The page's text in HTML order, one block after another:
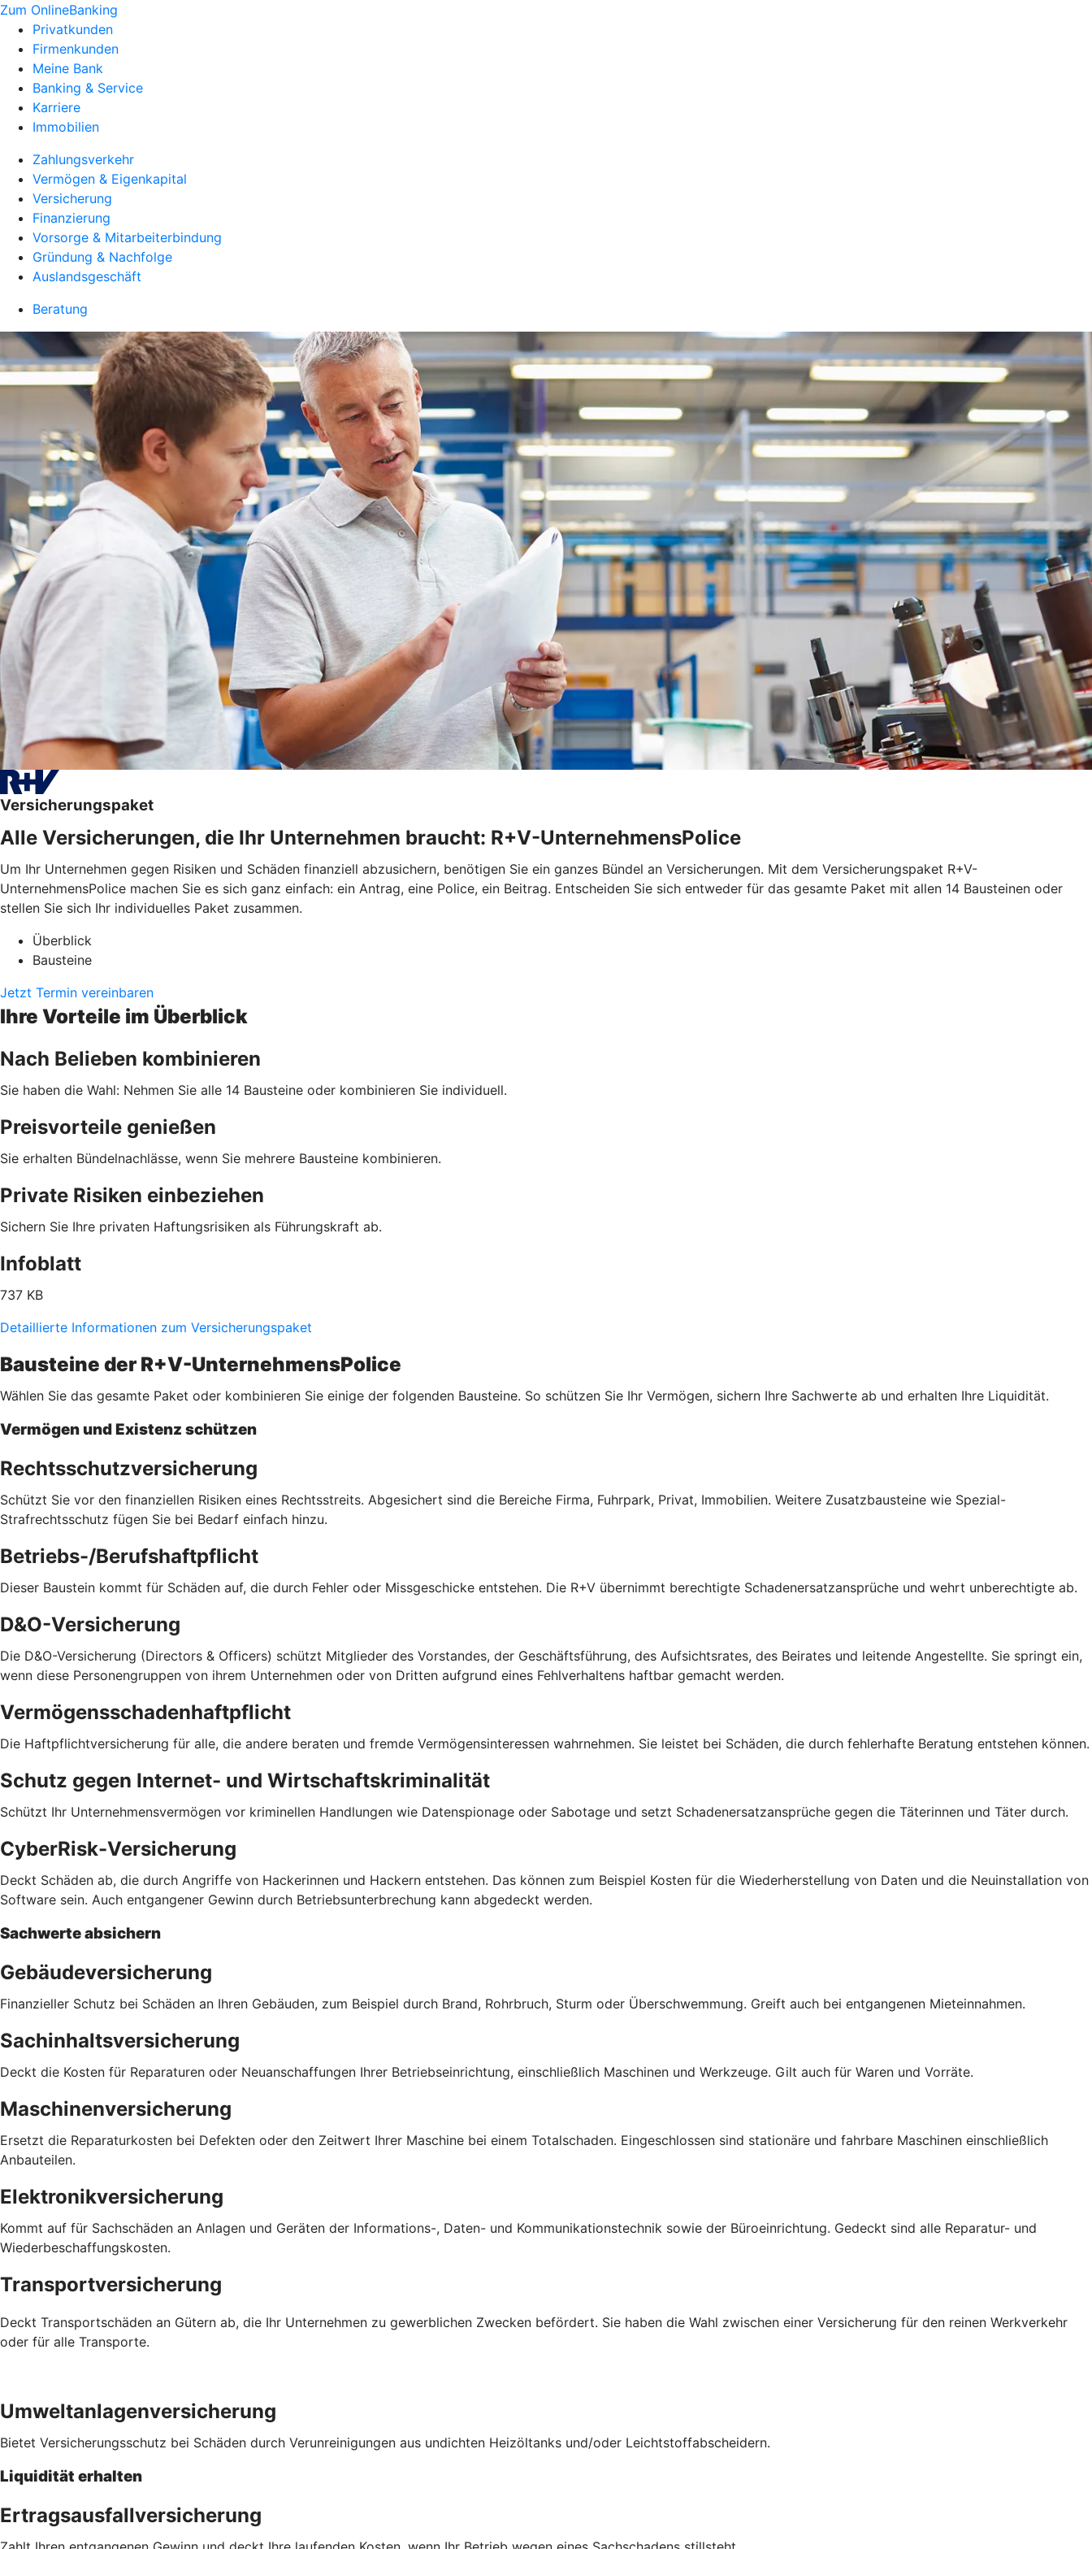
Zum OnlineBanking
Privatkunden
Firmenkunden
Meine Bank
Banking & Service
Karriere
Immobilien
Zahlungsverkehr
Vermögen & Eigenkapital
Versicherung
Finanzierung
Vorsorge & Mitarbeiterbindung
Gründung & Nachfolge
Auslandsgeschäft
Beratung
Versicherungspaket
Alle Versicherungen, die Ihr Unternehmen braucht: R+V-UnternehmensPolice
Um Ihr Unternehmen gegen Risiken und Schäden finanziell abzusichern, benötigen Sie ein ganzes Bündel an Versicherungen. Mit dem Versicherungspaket R+V-
UnternehmensPolice machen Sie es sich ganz einfach: ein Antrag, eine Police, ein Beitrag. Entscheiden Sie sich entweder für das gesamte Paket mit allen 14 Bausteinen oder
stellen Sie sich Ihr individuelles Paket zusammen.
Überblick
Bausteine
Jetzt Termin vereinbaren
Ihre Vorteile im Überblick
Nach Belieben kombinieren
Sie haben die Wahl: Nehmen Sie alle 14 Bausteine oder kombinieren Sie individuell.
Preisvorteile genießen
Sie erhalten Bündelnachlässe, wenn Sie mehrere Bausteine kombinieren.
Private Risiken einbeziehen
Sichern Sie Ihre privaten Haftungsrisiken als Führungskraft ab.
Infoblatt
737 KB
Detaillierte Informationen zum Versicherungspaket
Bausteine der R+V-UnternehmensPolice
Wählen Sie das gesamte Paket oder kombinieren Sie einige der folgenden Bausteine. So schützen Sie Ihr Vermögen, sichern Ihre Sachwerte ab und erhalten Ihre Liquidität.
Vermögen und Existenz schützen
Rechtsschutzversicherung
Schützt Sie vor den finanziellen Risiken eines Rechtsstreits. Abgesichert sind die Bereiche Firma, Fuhrpark, Privat, Immobilien. Weitere Zusatzbausteine wie Spezial-
Strafrechtsschutz fügen Sie bei Bedarf einfach hinzu.
Betriebs-/Berufshaftpflicht
Dieser Baustein kommt für Schäden auf, die durch Fehler oder Missgeschicke entstehen. Die R+V übernimmt berechtigte Schadenersatzansprüche und wehrt unberechtigte ab.
D&O-Versicherung
Die D&O-Versicherung (Directors & Officers) schützt Mitglieder des Vorstandes, der Geschäftsführung, des Aufsichtsrates, des Beirates und leitende Angestellte. Sie springt ein,
wenn diese Personengruppen von ihrem Unternehmen oder von Dritten aufgrund eines Fehlverhaltens haftbar gemacht werden.
Vermögensschadenhaftpflicht
Die Haftpflichtversicherung für alle, die andere beraten und fremde Vermögensinteressen wahrnehmen. Sie leistet bei Schäden, die durch fehlerhafte Beratung entstehen können.
Schutz gegen Internet- und Wirtschaftskriminalität
Schützt Ihr Unternehmensvermögen vor kriminellen Handlungen wie Datenspionage oder Sabotage und setzt Schadenersatzansprüche gegen die Täterinnen und Täter durch.
CyberRisk-Versicherung
Deckt Schäden ab, die durch Angriffe von Hackerinnen und Hackern entstehen. Das können zum Beispiel Kosten für die Wiederherstellung von Daten und die Neuinstallation von
Software sein. Auch entgangener Gewinn durch Betriebsunterbrechung kann abgedeckt werden.
Sachwerte absichern
Gebäudeversicherung
Finanzieller Schutz bei Schäden an Ihren Gebäuden, zum Beispiel durch Brand, Rohrbruch, Sturm oder Überschwemmung. Greift auch bei entgangenen Mieteinnahmen.
Sachinhaltsversicherung
Deckt die Kosten für Reparaturen oder Neuanschaffungen Ihrer Betriebseinrichtung, einschließlich Maschinen und Werkzeuge. Gilt auch für Waren und Vorräte.
Maschinenversicherung
Ersetzt die Reparaturkosten bei Defekten oder den Zeitwert Ihrer Maschine bei einem Totalschaden. Eingeschlossen sind stationäre und fahrbare Maschinen einschließlich
Anbauteilen.
Elektronikversicherung
Kommt auf für Sachschäden an Anlagen und Geräten der Informations-, Daten- und Kommunikationstechnik sowie der Büroeinrichtung. Gedeckt sind alle Reparatur- und
Wiederbeschaffungskosten.
Transportversicherung
Deckt Transportschäden an Gütern ab, die Ihr Unternehmen zu gewerblichen Zwecken befördert. Sie haben die Wahl zwischen einer Versicherung für den reinen Werkverkehr
oder für alle Transporte.
Umweltanlagenversicherung
Bietet Versicherungsschutz bei Schäden durch Verunreinigungen aus undichten Heizöltanks und/oder Leichtstoffabscheidern.
Liquidität erhalten
Ertragsausfallversicherung